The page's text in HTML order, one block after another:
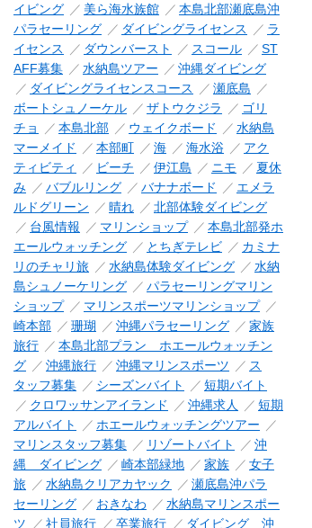
イビング
美ら海水族館
本島北部瀬底島沖
パラセーリング
ダイビングライセンス
ラ
イセンス
ダウンバースト スコール
ST
AFF募集
水納島ツアー
沖縄ダイビング
ダイビングライセンスコース
瀬底島
ボートシュノーケル
ザトウクジラ
ゴリ
チョ
本島北部 ウェイクボード
水納島
マーメイド
本部町 海 海水浴
アク
ティビティ
ビーチ 伊江島 ニモ
夏休
み
バブルリング バナナボード
エメラ
ルドグリーン
晴れ
北部体験ダイビング
台風情報
マリンショップ
本島北部発ホ
エールウォッチング
とちぎテレビ
カミナ
リのチャリ旅
水納島体験ダイビング
水納
島シュノーケリング
パラセーリングマリン
ショップ
マリンスポーツマリンショップ
崎本部
珊瑚 沖縄パラセーリング
家族
旅行
本島北部プラン ホエールウォッチン
グ
沖縄旅行 沖縄マリンスポーツ
ス
タッフ募集
シーズンバイト
短期バイト
クロワッサンアイランド
沖縄求人
短期
アルバイト
ホエールウォッチングツアー
マリンスタッフ募集
リゾートバイト
沖
縄 ダイビング
崎本部緑地 家族
女子
旅
水納島クリアカヤック
瀬底島沖パラ
セーリング
おきなわ
水納島マリンスポー
ツ
社員旅行 卒業旅行 ダイビング 沖